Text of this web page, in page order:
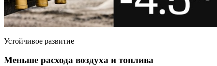
Устойчивое развитие
Меньше расхода воздуха и топлива